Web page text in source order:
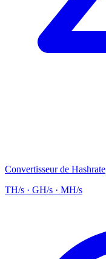
Convertisseur de Hashrate
TH/s · GH/s · MH/s